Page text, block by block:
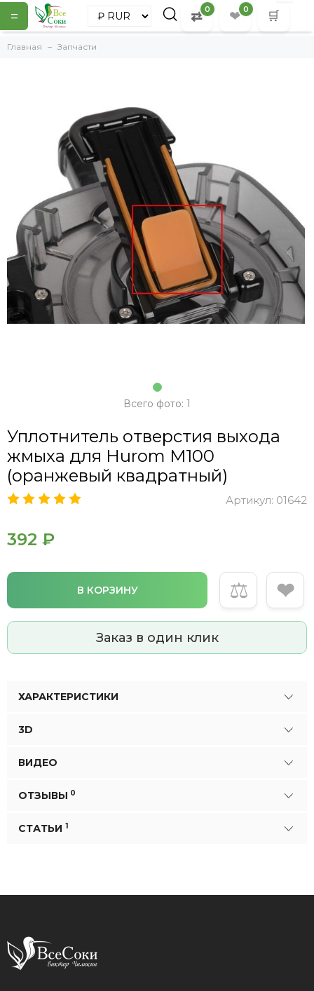
= ⇄ 0 ❤ 0 🛒
Главная Запчасти
Всего фото: 1
Уплотнитель отверстия выхода
жмыха для Hurom M100
(оранжевый квадратный)
Артикул: 01642
392 ₽
В КОРЗИНУ ⚖ ❤
Заказ в один клик
ХАРАКТЕРИСТИКИ
3D
ВИДЕО
ОТЗЫВЫ 0
СТАТЬИ 1